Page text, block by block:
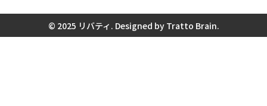
© 2025 リバティ. Designed by Tratto Brain.